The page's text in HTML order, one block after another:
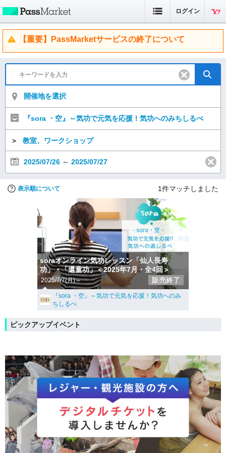
ログイン
【重要】PassMarketサービスの終了について
開催地を選択
『sora ・空』～気功で元気を応援！気功へのみちしるべ
＞ 教室、ワークショップ
2025/07/26 ～ 2025/07/27
表示順について 1件マッチしました
soraオンライン気功レッスン「仙人長寿
功」・「還童功」＜2025年7月・全4回＞
2025/7/7(月)～ 販売終了
『sora ・空』～気功で元気を応援！気功へのみ
ちしるべ
ピックアップイベント